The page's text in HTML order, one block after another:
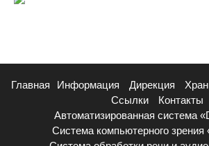
Главная Информация Дирекция
Ссылки
Контакты
Автоматизированная система
Система компьютерного зрения